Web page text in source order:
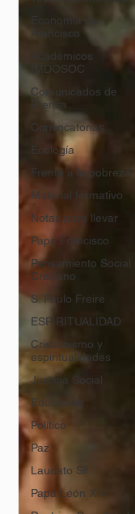
Economía de
Francisco
Académicos
IMDOSOC
Comunicados de
Prensa
Convocatorias
Ecología
Frente a la pobreza
Material formativo
Notas para llevar
Papa Francisco
Pensamiento Social
Cristiano
S. Paulo Freire
ESPIRITUALIDAD
Cristianismo y
espiritualidades
Justicia Social
Educación
Político
Paz
Laudato Si'
Papa León XIV